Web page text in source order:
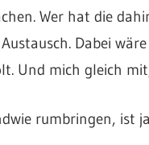
Wer hat die
Dabei
Und mich gleich
rumbringen, ist